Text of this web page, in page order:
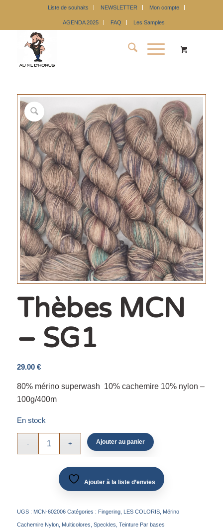
Liste de souhaits NEWSLETTER Mon compte
AGENDA 2025 FAQ Les Samples
Thèbes MCN
– SG1
29.00 €
80% mérino superwash 10% cachemire 10% nylon –
100g/400m
En stock
Ajouter au panier
Ajouter à la liste d’envies
UGS : MCN-602006 Catégories : Fingering, LES COLORIS, Mérino
Cachemire Nylon, Multicolores, Speckles, Teinture Par bases